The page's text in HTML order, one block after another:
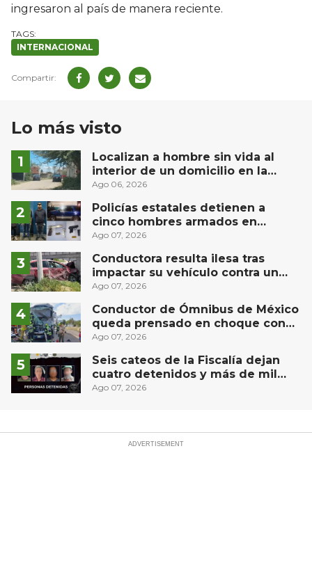
ingresaron al país de manera reciente.
INTERNACIONAL
Lo más visto
Localizan a hombre sin vida al
interior de un domicilio en la
comunidad El Rodeo, San Juan del
Ago 06, 2026
Policías estatales detienen a
cinco hombres armados en
Puebla capital
Ago 07, 2026
Conductora resulta ilesa tras
impactar su vehículo contra un
muro en Huimilpan
Ago 07, 2026
Conductor de Ómnibus de México
queda prensado en choque con
materialista en San Juan del Río
Ago 07, 2026
Seis cateos de la Fiscalía dejan
cuatro detenidos y más de mil
dosis aseguradas en Querétaro
Ago 07, 2026